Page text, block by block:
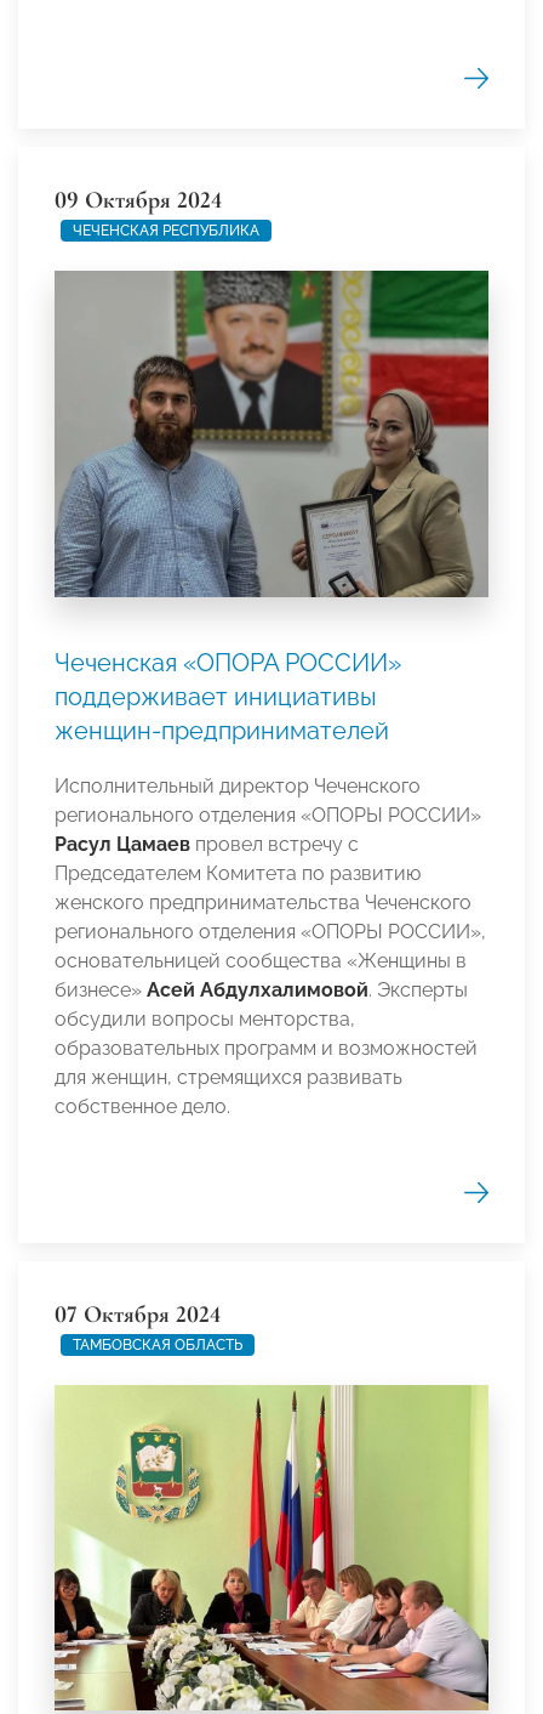
09 Октября 2024
ЧЕЧЕНСКАЯ РЕСПУБЛИКА
Чеченская «ОПОРА РОССИИ»
поддерживает инициативы
женщин-предпринимателей
Исполнительный директор Чеченского
регионального отделения «ОПОРЫ РОССИИ»
Расул Цамаев провел встречу с
Председателем Комитета по развитию
женского предпринимательства Чеченского
регионального отделения «ОПОРЫ РОССИИ»,
основательницей сообщества «Женщины в
бизнесе» Асей Абдулхалимовой. Эксперты
обсудили вопросы менторства,
образовательных программ и возможностей
для женщин, стремящихся развивать
собственное дело.
07 Октября 2024
ТАМБОВСКАЯ ОБЛАСТЬ